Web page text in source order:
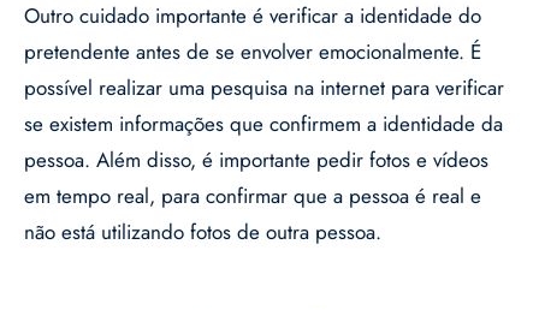
Outro cuidado importante é verificar a identidade do
pretendente antes de se envolver emocionalmente. É
possível realizar uma pesquisa na internet para verificar
se existem informações que confirmem a identidade da
pessoa. Além disso, é importante pedir fotos e vídeos
em tempo real, para confirmar que a pessoa é real e
não está utilizando fotos de outra pessoa.